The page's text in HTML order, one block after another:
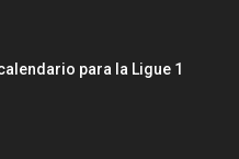
calendario para la Ligue 1